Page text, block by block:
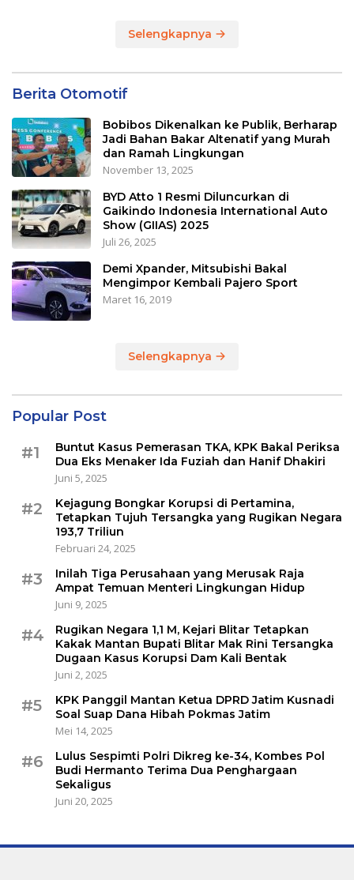
Selengkapnya
Berita Otomotif
Bobibos Dikenalkan ke Publik, Berharap
Jadi Bahan Bakar Altenatif yang Murah
dan Ramah Lingkungan
November 13, 2025
BYD Atto 1 Resmi Diluncurkan di
Gaikindo Indonesia International Auto
Show (GIIAS) 2025
Juli 26, 2025
Demi Xpander, Mitsubishi Bakal
Mengimpor Kembali Pajero Sport
Maret 16, 2019
Selengkapnya
Popular Post
#1
Buntut Kasus Pemerasan TKA, KPK Bakal Periksa
Dua Eks Menaker Ida Fuziah dan Hanif Dhakiri
Juni 5, 2025
#2
Kejagung Bongkar Korupsi di Pertamina,
Tetapkan Tujuh Tersangka yang Rugikan Negara
193,7 Triliun
Februari 24, 2025
#3
Inilah Tiga Perusahaan yang Merusak Raja
Ampat Temuan Menteri Lingkungan Hidup
Juni 9, 2025
#4
Rugikan Negara 1,1 M, Kejari Blitar Tetapkan
Kakak Mantan Bupati Blitar Mak Rini Tersangka
Dugaan Kasus Korupsi Dam Kali Bentak
Juni 2, 2025
#5
KPK Panggil Mantan Ketua DPRD Jatim Kusnadi
Soal Suap Dana Hibah Pokmas Jatim
Mei 14, 2025
#6
Lulus Sespimti Polri Dikreg ke-34, Kombes Pol
Budi Hermanto Terima Dua Penghargaan
Sekaligus
Juni 20, 2025